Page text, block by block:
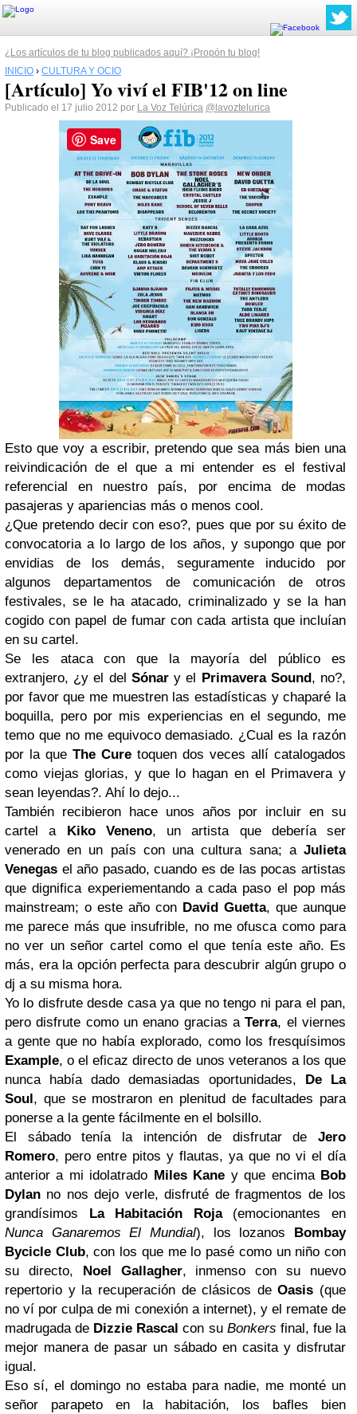
¿Los artículos de tu blog publicados aquí? ¡Propón tu blog!
INICIO › CULTURA Y OCIO
[Artículo] Yo viví el FIB'12 on line
Publicado el 17 julio 2012 por La Voz Telúrica @lavoztelurica
Esto que voy a escribir, pretendo que sea más bien una
reivindicación de el que a mi entender es el festival
referencial en nuestro país, por encima de modas
pasajeras y apariencias más o menos cool.
¿Que pretendo decir con eso?, pues que por su éxito de
convocatoria a lo largo de los años, y supongo que por
envidias de los demás, seguramente inducido por
algunos departamentos de comunicación de otros
festivales, se le ha atacado, criminalizado y se la han
cogido con papel de fumar con cada artista que incluían
en su cartel.
Se les ataca con que la mayoría del público es
extranjero, ¿y el del Sónary el PrimaveraSound, no?,
por favor que me muestren las estadísticas y chaparé la
boquilla, pero por mis experiencias en el segundo, me
temo que no me equivoco demasiado. ¿Cual es la razón
por la que The Cure toquen dos veces allí catalogados
como viejas glorias, y que lo hagan en el Primavera y
sean leyendas?. Ahí lo dejo...
También recibieron hace unos años por incluir en su
cartel a Kiko Veneno, un artista que debería ser
venerado en un país con una cultura sana; a Julieta
Venegas el año pasado, cuando es de las pocas artistas
que dignifica experiementando a cada paso el pop más
mainstream; o este año con David Guetta, que aunque
me parece más que insufrible, no me ofusca como para
no ver un señor cartel como el que tenía este año. Es
más, era la opción perfecta para descubrir algún grupo o
dj a su misma hora.
Yo lo disfrute desde casa ya que no tengo ni para el pan,
pero disfrute como un enano gracias aTerra, el viernes
a gente que no había explorado, como los fresquísimos
Example, o el eficaz directo de unos veteranos a los que
nunca había dado demasiadas oportunidades, De La
Soul, que se mostraron en plenitud de facultades para
ponerse a la gente fácilmente en el bolsillo.
El sábado tenía la intención de disfrutar de Jero
Romero, pero entre pitos y flautas, ya que no vi el día
anterior a mi idolatrado Miles Kane y que encima Bob
Dylan no nos dejo verle, disfruté de fragmentos de los
grandísimos La Habitación Roja(emocionantes en
Nunca Ganaremos El Mundial), los lozanos
Bombay
Bycicle Club, con los que me lo pasé como un niño con
su directo, Noel Gallagher, inmenso con su nuevo
repertorio y la recuperación de clásicos deOasis (que
no ví por culpa de mi conexión a internet), y el remate de
madrugada de Dizzie Rascal con su Bonkers final, fue la
mejor manera de pasar un sábado en casita y disfrutar
igual.
Eso sí, el domingo no estaba para nadie, me monté un
señor parapeto en la habitación, los bafles bien
Save